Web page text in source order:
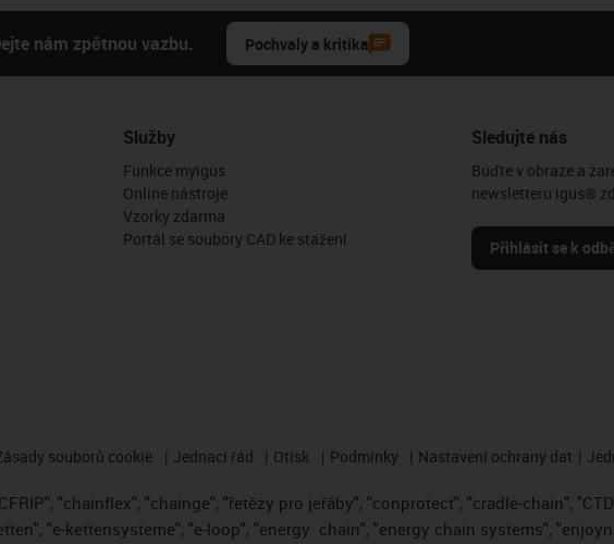
nám zpětnou vazbu. Pochvaly a kritika
Služby
Funkce myigus
Online nástroje
Vzorky zdarma
Portál se soubory CAD ke stažení
Sledujte nás
Buďte v obraze a
newsletteru igus®
Přihlásit se k
souborů cookie Jednací řád Otisk Podmínky Nastavení ochrany dat
"chainflex", "chainge", "řetězy pro jeřáby", "conprotect", "cradle-chain",
"e-kettensysteme", "e-loop", "energy chain", "energy chain systems",